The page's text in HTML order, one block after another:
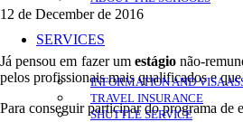
SERVICES
INFORMATION AND VISA
TRAVEL INSURANCE
SHUTTLE SERVICE
12 de December de 2016
Já pensou em fazer umestágionão-
pelos profissionais mais qualificados e
Para conseguir participar do programa de